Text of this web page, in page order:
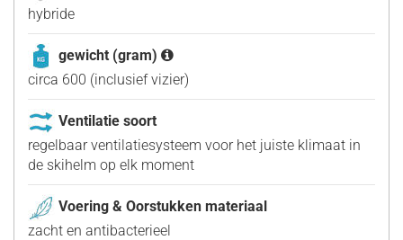
hybride
gewicht (gram)
circa 600 (inclusief vizier)
Ventilatie soort
regelbaar ventilatiesysteem voor het juiste klimaat in
de skihelm op elk moment
Voering & Oorstukken materiaal
zacht en antibacterieel